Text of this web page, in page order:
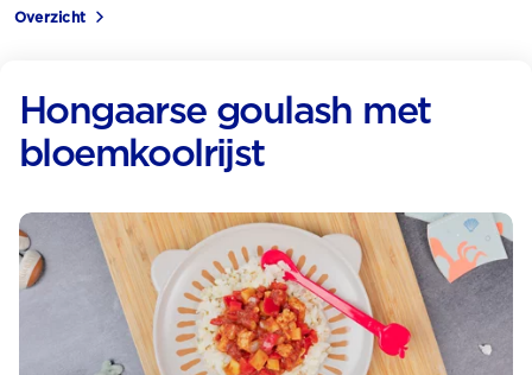
Overzicht
Hongaarse goulash met
bloemkoolrijst